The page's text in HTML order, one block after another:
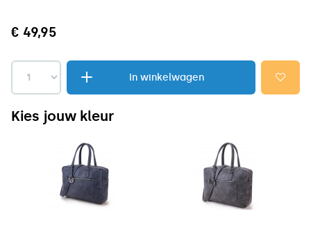
€ 49,95
In winkelwagen
Kies jouw kleur